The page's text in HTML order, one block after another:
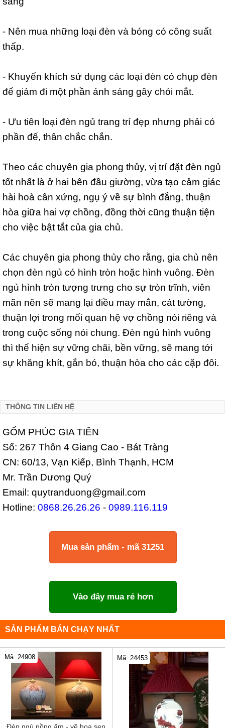
- Nên mua những loại đèn và bóng có công suất
thấp.
- Khuyến khích sử dụng các loại đèn có chụp đèn
để giảm đi một phần ánh sáng gây chói mắt.
- Ưu tiên loại đèn ngủ trang trí đẹp nhưng phải có
phần đế, thân chắc chắn.
Theo các chuyên gia phong thủy, vị trí đặt đèn ngủ
tốt nhất là ở hai bên đầu giường, vừa tạo cảm giác
hài hoà cân xứng, ngụ ý về sự bình đẳng, thuận
hòa giữa hai vợ chồng, đồng thời cũng thuận tiện
cho việc bật tắt của gia chủ.
Các chuyên gia phong thủy cho rằng, gia chủ nên
chọn đèn ngủ có hình tròn hoặc hình vuông. Đèn
ngủ hình tròn tượng trưng cho sự tròn trĩnh, viên
mãn nên sẽ mang lại điều may mắn, cát tường,
thuận lợi trong mối quan hệ vợ chồng nói riêng và
trong cuộc sống nói chung. Đèn ngủ hình vuông
thì thể hiện sự vững chãi, bền vững, sẽ mang tới
sự khăng khít, gắn bó, thuận hòa cho các cặp đôi.
THÔNG TIN LIÊN HỆ
GỐM PHÚC GIA TIÊN
Số: 267 Thôn 4 Giang Cao - Bát Tràng
CN: 60/13, Vạn Kiếp, Bình Thạnh, HCM
Mr. Trần Dương Quý
Email: quytranduong@gmail.com
Hotline: 0868.26.26.26 - 0989.116.119
Mua sản phẩm - mã 31251
Vào đây mua rẻ hơn
SẢN PHẨM BÁN CHẠY NHẤT
Mã: 24908 Mã: 24453